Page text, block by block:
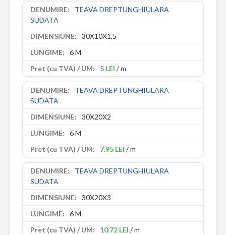
TEAVA DREPTUNGHIULARA
SUDATA
30X10X1,5
6 M
5 LEI / m
TEAVA DREPTUNGHIULARA
SUDATA
30X20X2
6 M
7.95 LEI / m
TEAVA DREPTUNGHIULARA
SUDATA
30X20X3
6 M
10.72 LEI / m